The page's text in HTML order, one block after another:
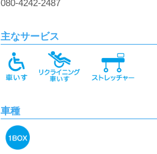
080-4242-2487
主なサービス
車種